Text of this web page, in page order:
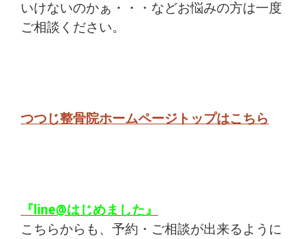
いけないのかぁ・・・などお悩みの方は一度
ご相談ください。
つつじ整骨院ホームページトップはこちら
『line@はじめました』
こちらからも、予約・ご相談が出来るように